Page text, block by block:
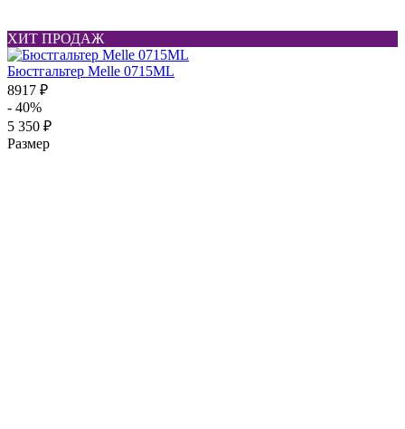
ХИТ ПРОДАЖ
Бюстгальтер Melle 0715ML
8917 ₽
- 40%
5 350 ₽
Размер